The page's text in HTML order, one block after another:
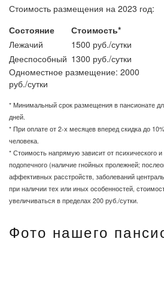
Стоимость размещения на 2023 год:
Состояние
Стоимость*
Лежачий
1500 руб./сутки
Дееспособный 1300 руб./сутки
Одноместное размещение: 2000
руб./сутки
* Минимальный срок размещения в пансионате
дней.
* При оплате от 2-х месяцев вперед скидка до
человека.
* Стоимость напрямую зависит от психического
подопечного (наличие гнойных пролежней;
аффективных расстройств, заболеваний
при наличии тех или иных особенностей,
увеличиваться в пределах 200 руб./сутки.
Фото нашего